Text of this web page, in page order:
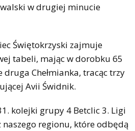
w drugiej minucie
Świętokrzyski zajmuje
tabeli, mając w dorobku 65
Chełmianka, tracąc trzy
Avii Świdnik.
kolejki grupy 4 Betclic 3. Ligi
naszego regionu, które odbędą